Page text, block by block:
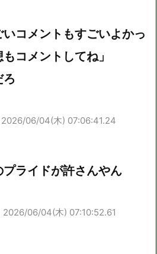
いコメントもすごいよかっ
コメントしてね」
ろ
2026/06/04(木) 07:06:41.24
ライドが許さんやん
2026/06/04(木) 07:10:52.61